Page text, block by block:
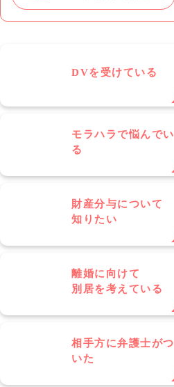
DVを受けている
モラハラで悩んでい
る
財産分与について
知りたい
離婚に向けて
別居を考えている
相手方に弁護士がつ
いた